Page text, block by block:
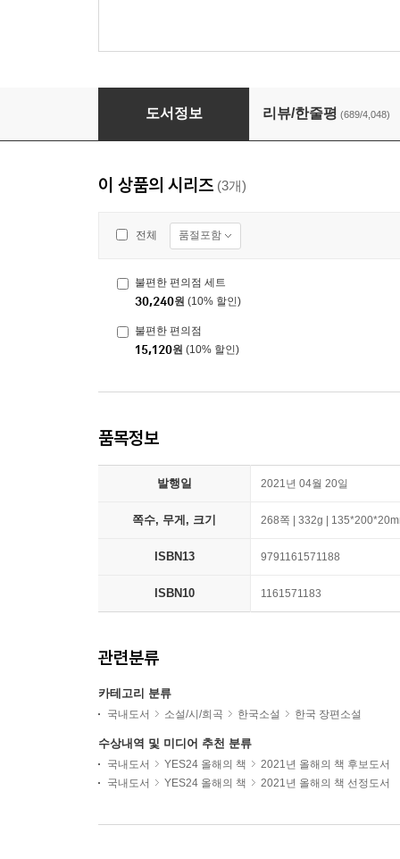
불편한 편의점
도서정보 리뷰/한줄평 (689/4,048)
이 상품의 시리즈 (3개)
전체 품절포함
불편한 편의점 세트
30,240원 (10% 할인)
불편한 편의점
15,120원 (10% 할인)
품목정보
발행일 2021년 04월 20일
쪽수, 무게, 크기 268쪽 | 332g |
ISBN13 9791161571188
ISBN10 1161571183
관련분류
카테고리 분류
국내도서 소설/시/희곡 한국소설 한국 장편소설
수상내역 및 미디어 추천 분류
국내도서 YES24 올해의 책
2021년 올해의 책 후보도서
국내도서
YES24 올해의 책 2021년 올해의 책 선정도서